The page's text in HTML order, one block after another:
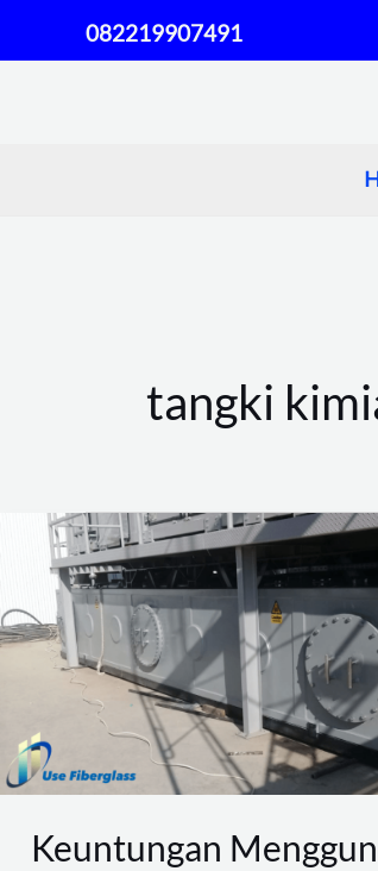
to
082219907491
tangki
Keuntungan
Keuntungan
Menggunakan
Tangki
Kimia
FRP